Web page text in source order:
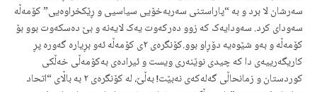
سەرشان لا برد و بە “پاراستنی سەربەخۆیی سیاسیی و ڕێکخراوەیی” کۆمەڵە
سەودای کرد. سەودایەک کە زوو دەرکەوت یەک لایەنە و بێ دەسکەوت بوو بۆ
کۆمەڵە و بەو شێوەیە دۆڕاو بوو.کۆنگرەی ٢ی کۆمەڵە ئەو بڕیارە گەورە پڕ
کاریگەرییەی دا کە چیدی نوێنەری ویست و ئیرادەی بەکۆمەڵی خەڵکی
کوردستان و زمانحاڵی گەلەکەی نەبێت! بەڵێ، لە کۆنگرەی ٢ بە باڵای “اتحاد